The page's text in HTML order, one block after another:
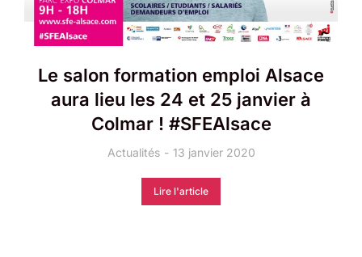
Le salon formation emploi Alsace
aura lieu les 24 et 25 janvier à
Colmar ! #SFEAlsace
Actualités 13 janvier 2020
Lire l'article